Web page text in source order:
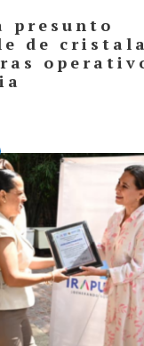
presunto
de